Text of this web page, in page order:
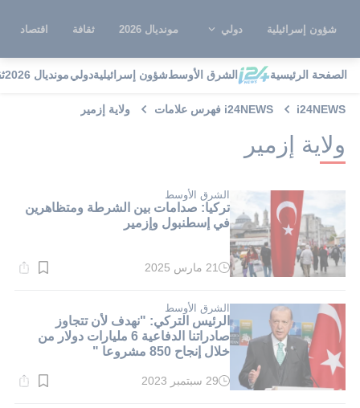
شؤون إسرائيلية دولي مونديال 2026 ثقافة اقتصاد
الصفحة الرئيسية الشرق الأوسطشؤون إسرائيليةدوليمونديال 2026
i24NEWS i24NEWS فهرس علامات ولاية إزمير
ولاية إزمير
الشرق الأوسط
تركيا: صدامات بين الشرطة ومتظاهرين
في إسطنبول وإزمير
وقت
دقيقة.
21 مارس 2025
الشرق الأوسط
الرئيس التركي: "نهدف لأن تتجاوز
صادراتنا الدفاعية 6 مليارات دولار من
خلال إنجاح 850 مشروعا "
وقت
29 سبتمبر 2023